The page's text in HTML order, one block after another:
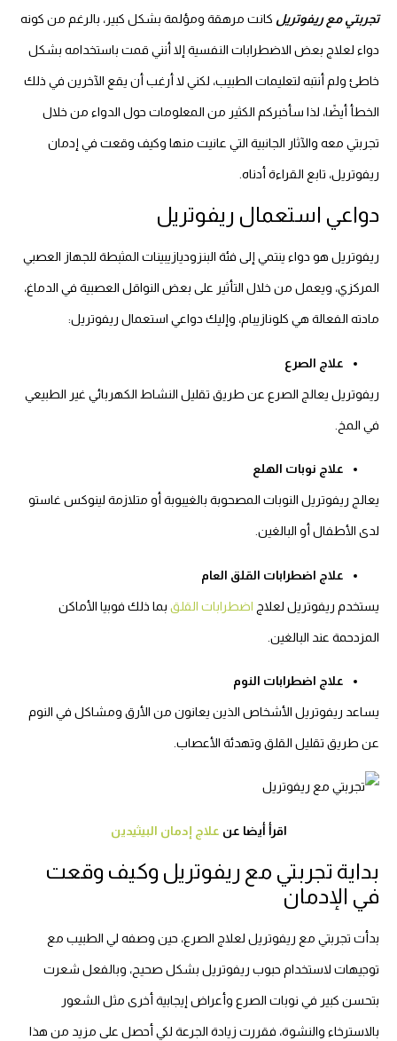
تجربتي مع ريفوتريل كانت مرهقة ومؤلمة بشكل كبير، بالرغم من كونه
دواء لعلاج بعض الاضطرابات النفسية إلا أنني قمت باستخدامه بشكل
خاطئ ولم أنتبه لتعليمات الطبيب، لكني لا أرغب أن يقع الآخرين في ذلك
الخطأ أيضًا، لذا سأخبركم الكثير من المعلومات حول الدواء من خلال
تجربتي معه والآثار الجانبية التي عانيت منها وكيف وقعت في إدمان
ريفوتريل، تابع القراءة أدناه.
دواعي استعمال ريفوتريل
ريفوتريل هو دواء ينتمي إلى فئة البنزوديازيبينات المثبطة للجهاز العصبي
المركزي، ويعمل من خلال التأثير على بعض النواقل العصبية في الدماغ،
مادته الفعالة هي كلونازيبام، وإليك دواعي استعمال ريفوتريل:
علاج الصرع
ريفوتريل يعالج الصرع عن طريق تقليل النشاط الكهربائي غير الطبيعي
في المخ.
علاج نوبات الهلع
يعالج ريفوتريل النوبات المصحوبة بالغيبوبة أو متلازمة لينوكس غاستو
لدى الأطفال أو البالغين.
علاج اضطرابات القلق العام
يستخدم ريفوتريل لعلاج اضطرابات القلق بما ذلك فوبيا الأماكن
المزدحمة عند البالغين.
علاج اضطرابات النوم
يساعد ريفوتريل الأشخاص الذين يعانون من الأرق ومشاكل في النوم
عن طريق تقليل القلق وتهدئة الأعصاب.
اقرأ أيضا عن علاج إدمان البيثيدين
بداية تجربتي مع ريفوتريل وكيف وقعت
في الإدمان
بدأت تجربتي مع ريفوتريل لعلاج الصرع، حين وصفه لي الطبيب مع
توجيهات لاستخدام حبوب ريفوتريل بشكل صحيح، وبالفعل شعرت
بتحسن كبير في نوبات الصرع وأعراض إيجابية أخرى مثل الشعور
بالاسترخاء والنشوة، فقررت زيادة الجرعة لكي أحصل على مزيد من هذا